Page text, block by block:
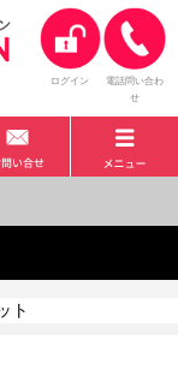
ログイン
電話問い合わ
せ